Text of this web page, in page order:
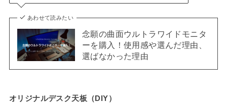
あわせて読みたい
念願の曲面ウルトラワイドモニタ
ーを購入！使用感や選んだ理由、
選ばなかった理由
オリジナルデスク天板（DIY）